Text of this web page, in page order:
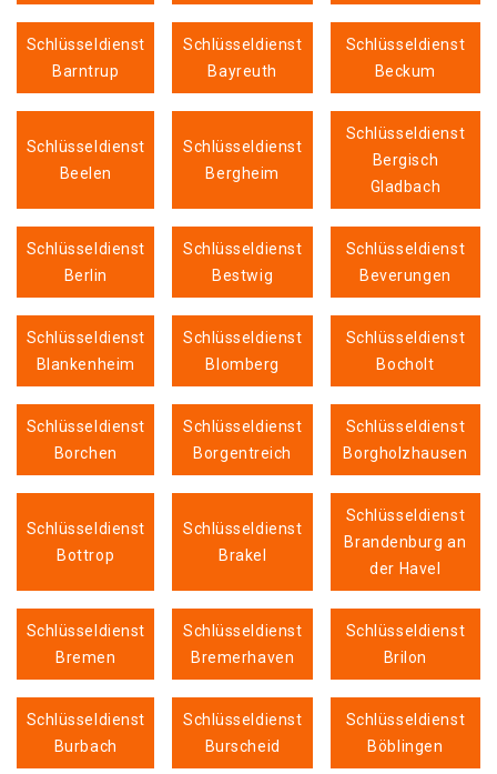
Schlüsseldienst
Barntrup
Schlüsseldienst
Bayreuth
Schlüsseldienst
Beckum
Schlüsseldienst
Beelen
Schlüsseldienst
Bergheim
Schlüsseldienst
Bergisch
Gladbach
Schlüsseldienst
Berlin
Schlüsseldienst
Bestwig
Schlüsseldienst
Beverungen
Schlüsseldienst
Blankenheim
Schlüsseldienst
Blomberg
Schlüsseldienst
Bocholt
Schlüsseldienst
Borchen
Schlüsseldienst
Borgentreich
Schlüsseldienst
Borgholzhausen
Schlüsseldienst
Bottrop
Schlüsseldienst
Brakel
Schlüsseldienst
Brandenburg an
der Havel
Schlüsseldienst
Bremen
Schlüsseldienst
Bremerhaven
Schlüsseldienst
Brilon
Schlüsseldienst
Burbach
Schlüsseldienst
Burscheid
Schlüsseldienst
Böblingen